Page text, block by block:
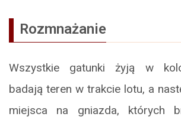
Rozmnażanie
Wszystkie gatunki żyją w
badają teren w trakcie lotu, a
miejsca na gniazda, których